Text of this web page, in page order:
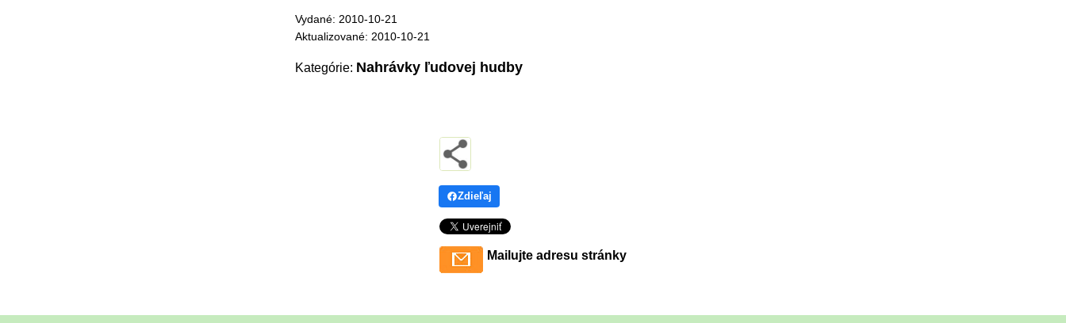
Vydané: 2010-10-21
Aktualizované: 2010-10-21
Kategórie: Nahrávky ľudovej hudby
Zdieľaj
Mailujte adresu stránky